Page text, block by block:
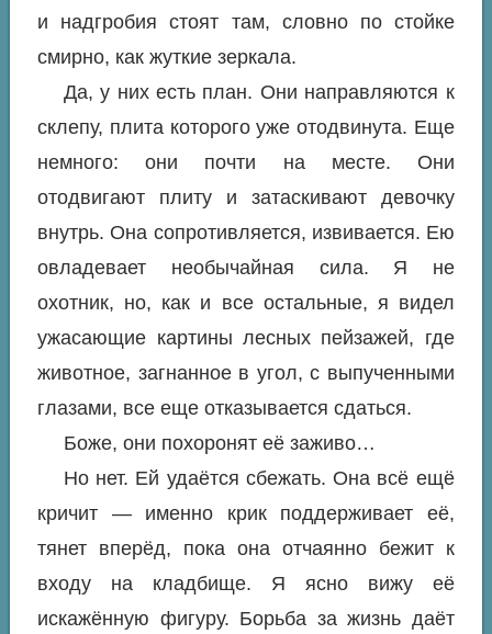
и надгробия стоят там, словно по стойке
смирно, как жуткие зеркала.
Да, у них есть план. Они направляются к
склепу, плита которого уже отодвинута. Еще
немного: они почти на месте. Они
отодвигают плиту и затаскивают девочку
внутрь. Она сопротивляется, извивается. Ею
овладевает необычайная сила. Я не
охотник, но, как и все остальные, я видел
ужасающие картины лесных пейзажей, где
животное, загнанное в угол, с выпученными
глазами, все еще отказывается сдаться.
Боже, они похоронят её заживо…
Но нет. Ей удаётся сбежать. Она всё ещё
кричит — именно крик поддерживает её,
тянет вперёд, пока она отчаянно бежит к
входу на кладбище. Я ясно вижу её
искажённую фигуру. Борьба за жизнь даёт